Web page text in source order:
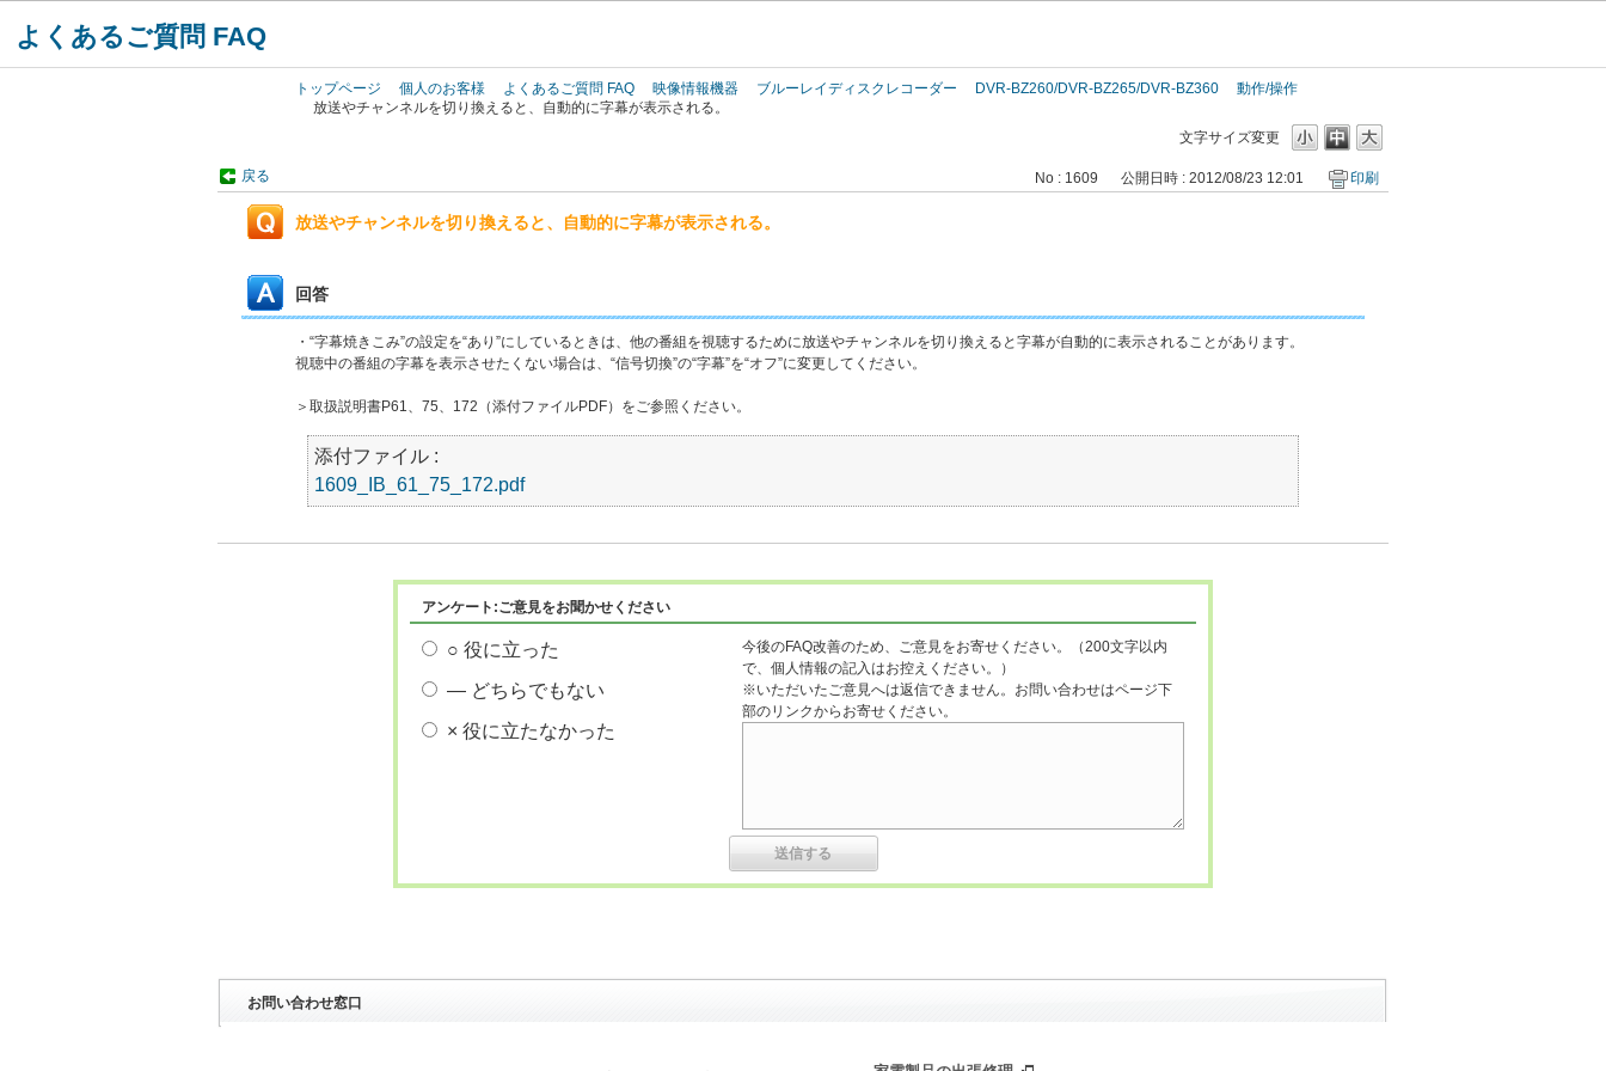
よくあるご質問 FAQ
トップページ 個人のお客様 よくあるご質問 FAQ 映像情報機器 ブルーレイディスクレコーダー DVR-BZ260/DVR-BZ265/DVR-BZ360
動作/操作
放送やチャンネルを切り換えると、自動的に字幕が表示される。
文字サイズ変更
戻る No : 1609 公開日時 : 2012/08/23 12:01 印刷
放送やチャンネルを切り換えると、自動的に字幕が表示される。
回答
・“字幕焼きこみ”の設定を“あり”にしているときは、他の番組を視聴するために放送やチャンネルを切り換えると字幕が自動的に表示されることがあります。
視聴中の番組の字幕を表示させたくない場合は、“信号切換”の“字幕”を“オフ”に変更してください。
＞取扱説明書P61、75、172（添付ファイルPDF）をご参照ください。
添付ファイル :
1609_IB_61_75_172.pdf
アンケート:ご意見をお聞かせください
○ 役に立った
― どちらでもない
× 役に立たなかった
今後のFAQ改善のため、ご意見をお寄せください。（200文字以内
で、個人情報の記入はお控えください。）
※いただいたご意見へは返信できません。お問い合わせはページ下
部のリンクからお寄せください。
お問い合わせ窓口